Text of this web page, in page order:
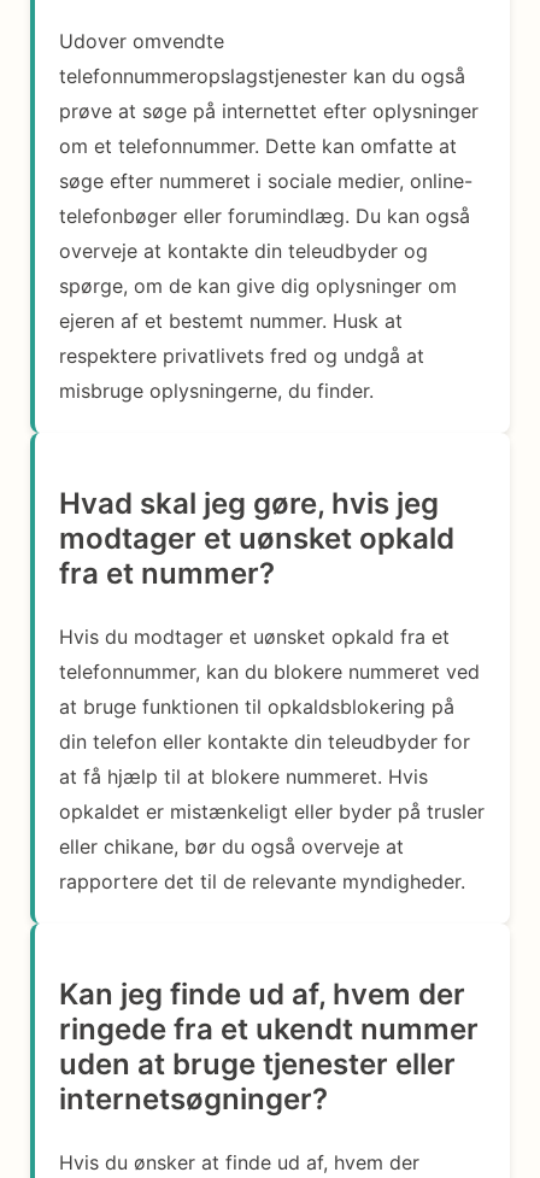
Udover omvendte
telefonnummeropslagstjenester kan du også
prøve at søge på internettet efter oplysninger
om et telefonnummer. Dette kan omfatte at
søge efter nummeret i sociale medier, online-
telefonbøger eller forumindlæg. Du kan også
overveje at kontakte din teleudbyder og
spørge, om de kan give dig oplysninger om
ejeren af et bestemt nummer. Husk at
respektere privatlivets fred og undgå at
misbruge oplysningerne, du finder.
Hvad skal jeg gøre, hvis jeg
modtager et uønsket opkald
fra et nummer?
Hvis du modtager et uønsket opkald fra et
telefonnummer, kan du blokere nummeret ved
at bruge funktionen til opkaldsblokering på
din telefon eller kontakte din teleudbyder for
at få hjælp til at blokere nummeret. Hvis
opkaldet er mistænkeligt eller byder på trusler
eller chikane, bør du også overveje at
rapportere det til de relevante myndigheder.
Kan jeg finde ud af, hvem der
ringede fra et ukendt nummer
uden at bruge tjenester eller
internetsøgninger?
Hvis du ønsker at finde ud af, hvem der